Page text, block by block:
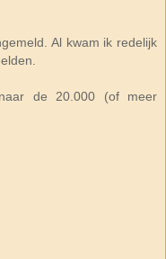
Al kwam ik redelijk
de 20.000 (of meer